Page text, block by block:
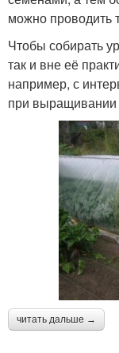
можно проводить
Чтобы собирать
так и вне её
например, с
при выращивании
читать дальше →